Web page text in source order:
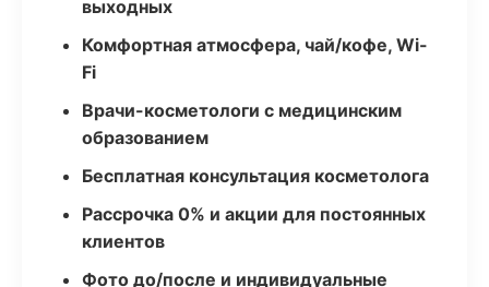
выходных
Комфортная атмосфера, чай/кофе, Wi-
Fi
Врачи-косметологи с медицинским
образованием
Бесплатная консультация косметолога
Рассрочка 0% и акции для постоянных
клиентов
Фото до/после и индивидуальные